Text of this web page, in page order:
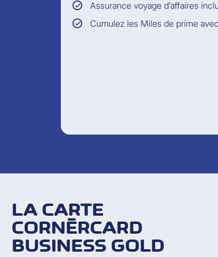
Assurance voyage d’affaires
Cumulez les Miles de prime
LA CARTE
CORNÈRCARD
BUSINESS GOLD